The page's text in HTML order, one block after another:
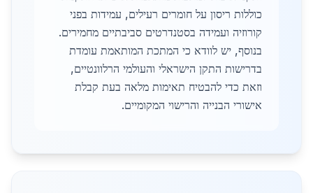
כוללות ריסון על חומרים רעילים, עמידות בפני
קורוזיה ועמידה בסטנדרטים סביבתיים מחמירים.
בנוסף, יש לוודא כי המתכת המותאמת עומדת
בדרישות התקן הישראלי והעולמי הרלוונטיים,
וזאת כדי להבטיח תאימות מלאה בעת קבלת
אישורי הבנייה והרישוי המקומיים.